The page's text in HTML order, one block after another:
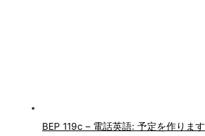
BEP 119c – 電話英語: 予定を作ります